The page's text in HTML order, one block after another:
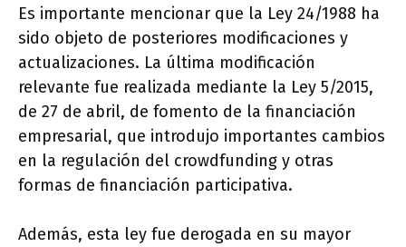
Es importante mencionar que la Ley 24/1988 ha
sido objeto de posteriores modificaciones y
actualizaciones. La última modificación
relevante fue realizada mediante la Ley 5/2015,
de 27 de abril, de fomento de la financiación
empresarial, que introdujo importantes cambios
en la regulación del crowdfunding y otras
formas de financiación participativa.
Además, esta ley fue derogada en su mayor